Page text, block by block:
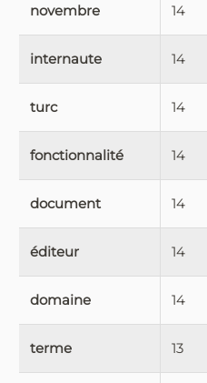
novembre 14
internaute 14
turc 14
fonctionnalité 14
document 14
éditeur 14
domaine 14
terme 13